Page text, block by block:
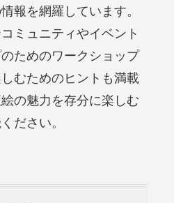
報を網羅しています。
ミュニティやイベント
ためのワークショップ
むためのヒントも満載
の魅力を存分に楽しむ
ださい。